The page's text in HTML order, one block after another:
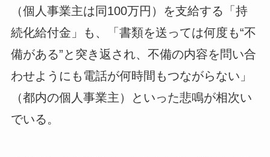
（個人事業主は同100万円）を支給する「持
続化給付金」も、「書類を送っては何度も“不
備がある”と突き返され、不備の内容を問い合
わせようにも電話が何時間もつながらない」
（都内の個人事業主）といった悲鳴が相次い
でいる。